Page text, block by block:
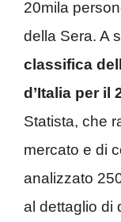
20mila
della Sera. A
classifica
d’Italia per il
Statista, che
mercato e di
analizzato
al dettaglio di